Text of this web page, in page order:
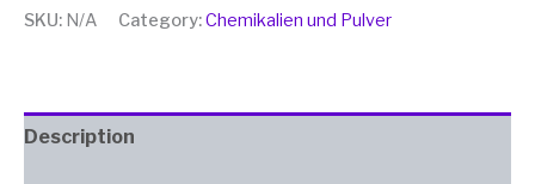
SKU: N/A Category:Chemikalien und Pulver
Description